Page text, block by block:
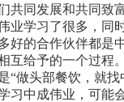
共同发展和共同致
业学习了很多，同
好的合作伙伴都是
互给予的一个过程
“做头部餐饮，就找
习中成伟业，可能